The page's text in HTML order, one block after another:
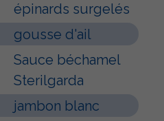
épinards surgelés
gousse d'ail
Sauce béchamel
Sterilgarda
jambon blanc